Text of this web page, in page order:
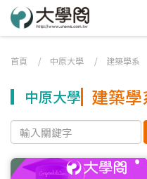
首頁 / 中原大學 / 建築學系
中原大學 建築學